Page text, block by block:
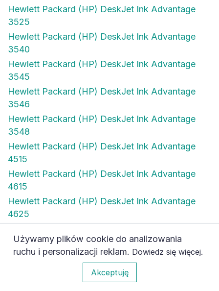
Hewlett Packard (HP) DeskJet Ink Advantage
3525
Hewlett Packard (HP) DeskJet Ink Advantage
3540
Hewlett Packard (HP) DeskJet Ink Advantage
3545
Hewlett Packard (HP) DeskJet Ink Advantage
3546
Hewlett Packard (HP) DeskJet Ink Advantage
3548
Hewlett Packard (HP) DeskJet Ink Advantage
4515
Hewlett Packard (HP) DeskJet Ink Advantage
4615
Hewlett Packard (HP) DeskJet Ink Advantage
4625
4645
Hewlett Packard (HP) DeskJet Ink Advantage
Hewlett Packard (HP) DeskJet Ink Advantage
Używamy plików cookie do analizowania
ruchu i personalizacji reklam. Dowiedz się więcej.
Akceptuję